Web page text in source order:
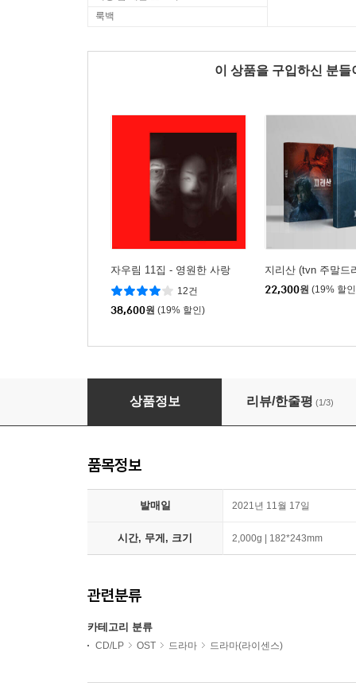
룩백
이 상품을 구입하신 분
자우림 11집 - 영원한 사랑
12건
38,600원 (19% 할인)
지리산 (tvn 주말드
22,300원 (19% 할
인간실격 (JTBC 토일 드라마) OST
상품정보 리뷰/한줄평 (1/3)
품목정보
발매일 2021년 11월 17일
시간, 무게, 크기 2,000g | 182*243mm
관련분류
카테고리 분류
CD/LP OST 드라마 드라마(라이센스)